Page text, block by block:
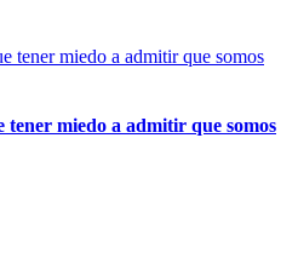
tener miedo a admitir que somos